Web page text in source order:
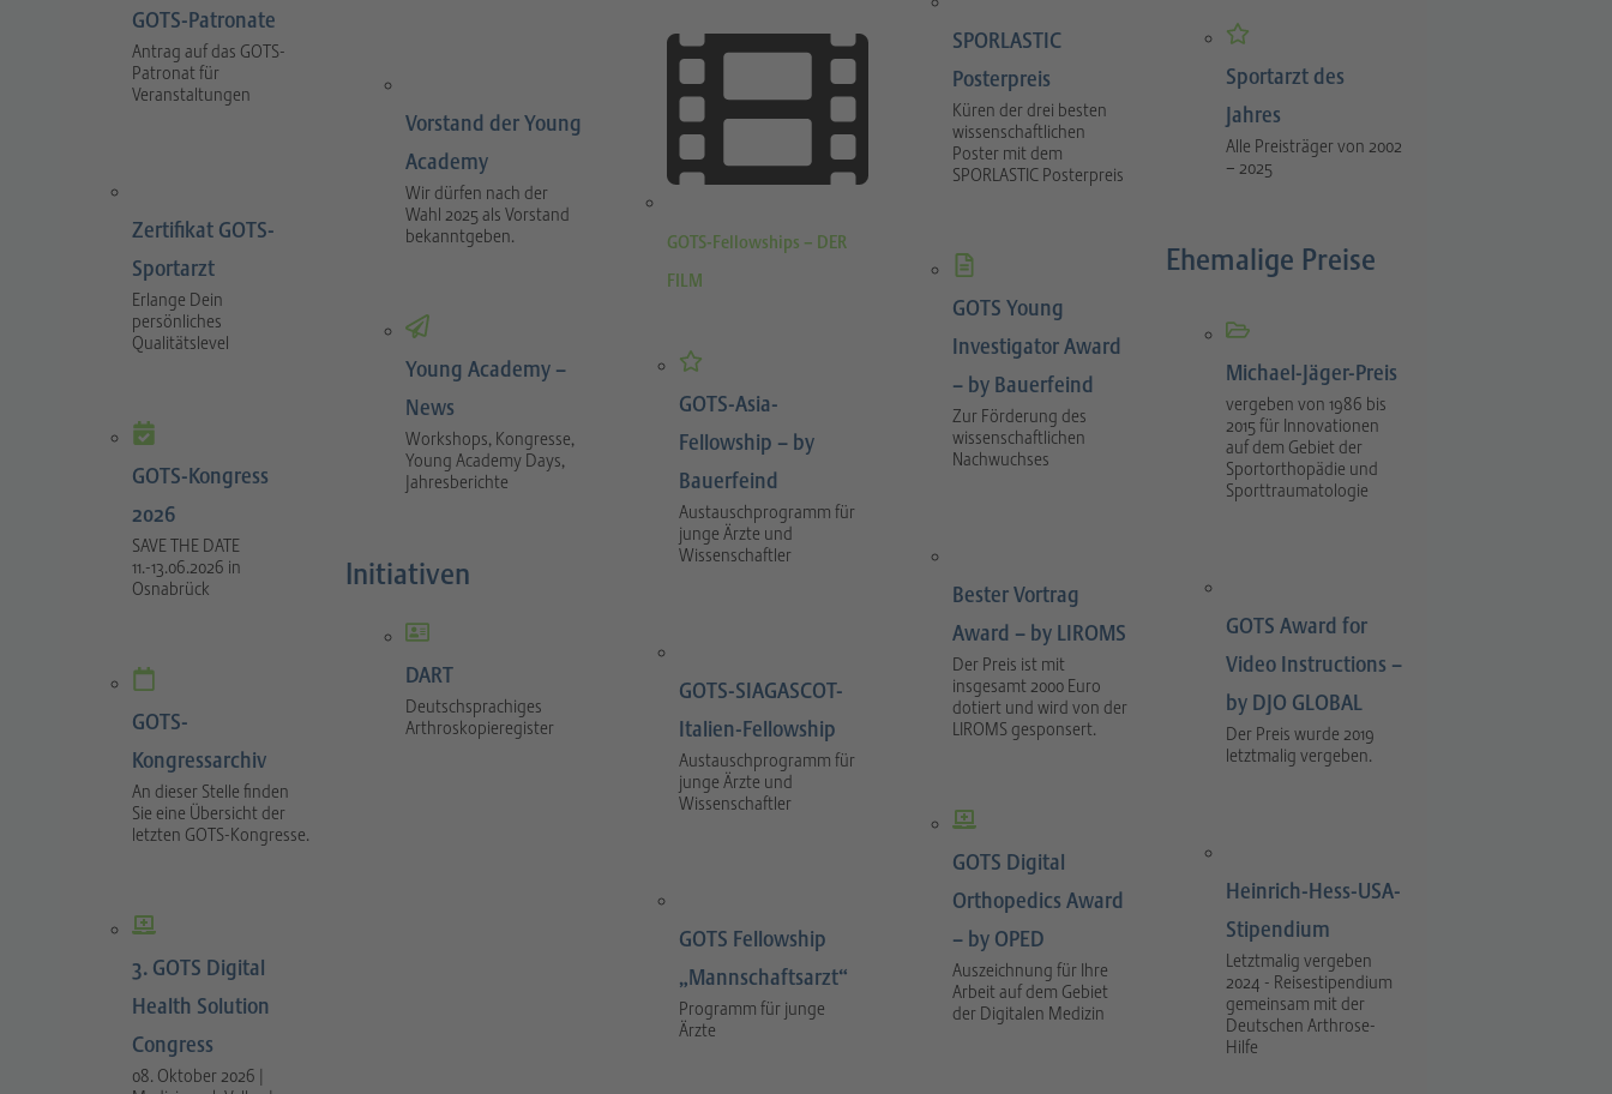
GOTS-Patronate
Antrag auf das GOTS-
Patronat für
Veranstaltungen
Zertifikat GOTS-
Sportarzt
Erlange Dein
persönliches
Qualitätslevel
GOTS-Kongress
2026
SAVE THE DATE
11.-13.06.2026 in
Osnabrück
GOTS-
Kongressarchiv
An dieser Stelle finden
Sie eine Übersicht der
letzten GOTS-Kongresse.
3. GOTS Digital
Health Solution
Congress
08. Oktober 2026 |
Vorstand der Young
Academy
Wir dürfen nach der
Wahl 2025 als Vorstand
bekanntgeben.
Young Academy –
News
Workshops, Kongresse,
Young Academy Days,
Jahresberichte
Initiativen
DART
Deutschsprachiges
Arthroskopieregister
GOTS-Fellowships – DER
FILM
GOTS-Asia-
Fellowship – by
Bauerfeind
Austauschprogramm für
junge Ärzte und
Wissenschaftler
GOTS-SIAGASCOT-
Italien-Fellowship
Austauschprogramm für
junge Ärzte und
Wissenschaftler
GOTS Fellowship
„Mannschaftsarzt“
Programm für junge
Ärzte
SPORLASTIC
Posterpreis
Küren der drei besten
wissenschaftlichen
Poster mit dem
SPORLASTIC Posterpreis
GOTS Young
Investigator Award
– by Bauerfeind
Zur Förderung des
wissenschaftlichen
Nachwuchses
Bester Vortrag
Award – by LIROMS
Der Preis ist mit
insgesamt 2000 Euro
dotiert und wird von der
LIROMS gesponsert.
GOTS Digital
Orthopedics Award
– by OPED
Auszeichnung für Ihre
Arbeit auf dem Gebiet
der Digitalen Medizin
Sportarzt des
Jahres
Alle Preisträger von 2002
– 2025
Ehemalige Preise
Michael-Jäger-Preis
vergeben von 1986 bis
2015 für Innovationen
auf dem Gebiet der
Sportorthopädie und
Sporttraumatologie
GOTS Award for
Video Instructions –
by DJO GLOBAL
Der Preis wurde 2019
letztmalig vergeben.
Heinrich-Hess-USA-
Stipendium
Letztmalig vergeben
2024 - Reisestipendium
gemeinsam mit der
Deutschen Arthrose-
Hilfe